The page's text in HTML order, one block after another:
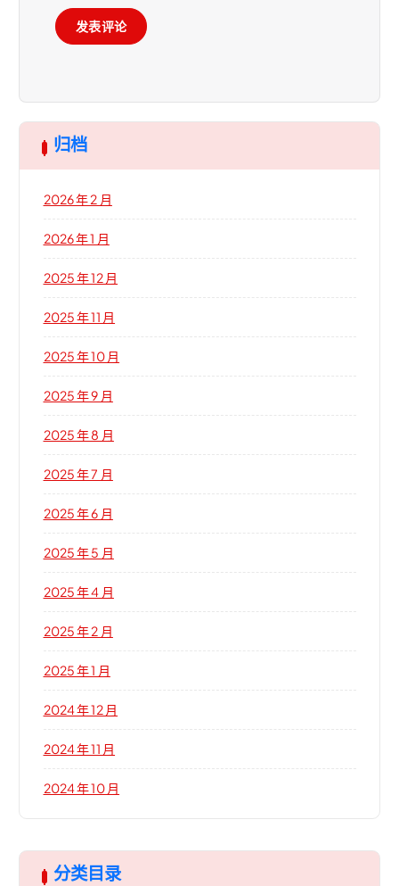
归档
2026 年 2 月
2026 年 1 月
2025 年 12 月
2025 年 11 月
2025 年 10 月
2025 年 9 月
2025 年 8 月
2025 年 7 月
2025 年 6 月
2025 年 5 月
2025 年 4 月
2025 年 2 月
2025 年 1 月
2024 年 12 月
2024 年 11 月
2024 年 10 月
分类目录